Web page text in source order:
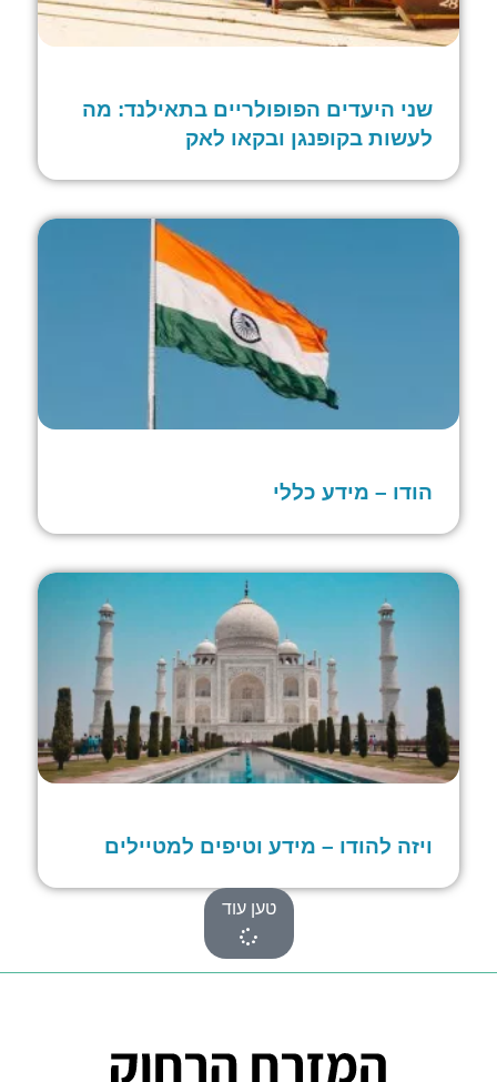
שני היעדים הפופולריים בתאילנד: מה
לעשות בקופנגן ובקאו לאק
הודו – מידע כללי
ויזה להודו – מידע וטיפים למטיילים
טען עוד